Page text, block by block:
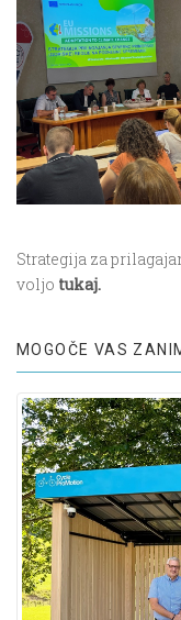
Strategija za
voljo tukaj.
MOGOČE VAS